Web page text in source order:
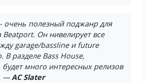
очень полезный поджанр для
Beatport. Он нивелирует все
garage/bassline и future
В разделе Bass House,
много интересных релизов
—AC Slater